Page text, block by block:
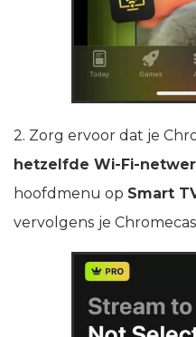
2. Zorg ervoor dat je
hetzelfde Wi‑Fi-
hoofdmenu op Smart
vervolgens je